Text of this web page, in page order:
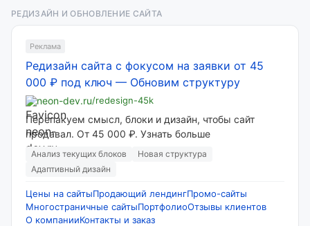
РЕДИЗАЙН И ОБНОВЛЕНИЕ САЙТА
Реклама
Редизайн сайта с фокусом на заявки от 45
000 ₽ под ключ — Обновим структуру
neon-dev.ru/redesign-45k
Перепакуем смысл, блоки и дизайн, чтобы сайт
продавал. От 45 000 ₽. Узнать больше
Анализ текущих блоков
Новая структура
Адаптивный дизайн
Цены на сайтыПродающий лендингПромо-сайты
Многостраничные сайтыПортфолиоОтзывы клиентов
О компанииКонтакты и заказ